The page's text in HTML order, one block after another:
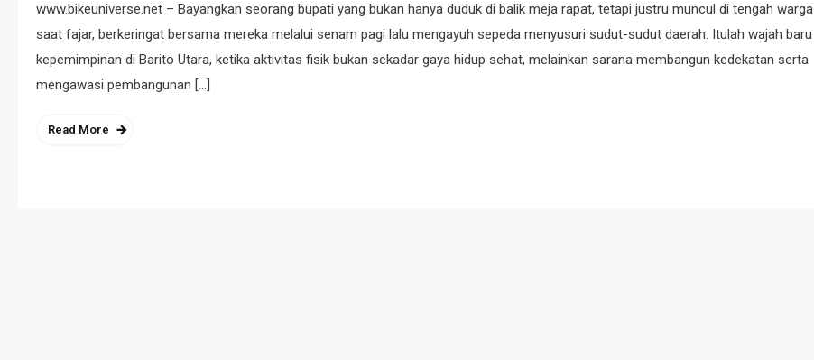
www.bikeuniverse.net – Bayangkan seorang bupati yang bukan hanya duduk di balik meja rapat, tetapi justru muncul di tengah warga
saat fajar, berkeringat bersama mereka melalui senam pagi lalu mengayuh sepeda menyusuri sudut-sudut daerah. Itulah wajah baru
kepemimpinan di Barito Utara, ketika aktivitas fisik bukan sekadar gaya hidup sehat, melainkan sarana membangun kedekatan serta
mengawasi pembangunan […]
Read More